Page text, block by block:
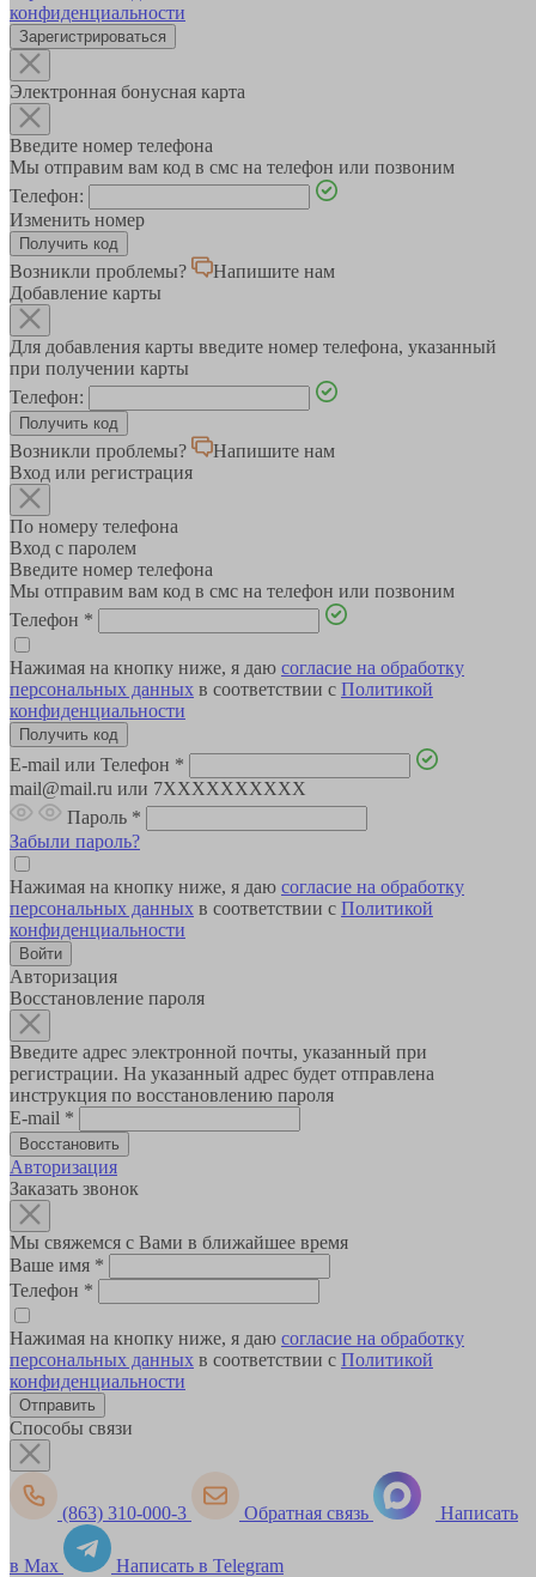
конфиденциальности
Зарегистрироваться
Электронная бонусная карта
Введите номер телефона
Мы отправим вам код в смс на телефон или позвоним
Телефон:
Изменить номер
Возникли проблемы?
Напишите нам
Добавление карты
Для добавления карты введите номер телефона, указанный
при получении карты
Телефон:
Возникли проблемы?
Напишите нам
Вход или регистрация
По номеру телефона
Вход с паролем
Введите номер телефона
Мы отправим вам код в смс на телефон или позвоним
Телефон *
Нажимая на кнопку ниже, я даю согласие на обработку
персональных данных в соответствии с Политикой
конфиденциальности
E-mail или Телефон *
mail@mail.ru или 7XXXXXXXXXX
Пароль *
Забыли пароль?
Нажимая на кнопку ниже, я даю согласие на обработку
персональных данных в соответствии с Политикой
конфиденциальности
Авторизация
Восстановление пароля
Введите адрес электронной почты, указанный при
регистрации. На указанный адрес будет отправлена
инструкция по восстановлению пароля
E-mail *
Авторизация
Заказать звонок
Мы свяжемся с Вами в ближайшее время
Ваше имя *
Телефон *
Нажимая на кнопку ниже, я даю согласие на обработку
персональных данных в соответствии с Политикой
конфиденциальности
Способы связи
(863) 310-000-3 Обратная связь Написать
в Max
Написать в Telegram